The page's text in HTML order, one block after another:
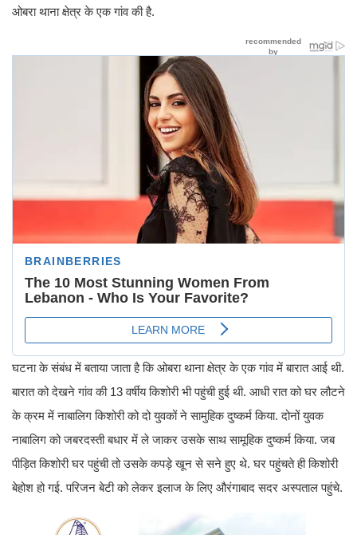
ओबरा थाना क्षेत्र के एक गांव की है.
घटना के संबंध में बताया जाता है कि ओबरा थाना क्षेत्र के एक गांव में बारात आई थी.
बारात को देखने गांव की 13 वर्षीय किशोरी भी पहुंची हुई थी. आधी रात को घर लौटने
के क्रम में नाबालिग किशोरी को दो युवकों ने सामुहिक दुष्कर्म किया. दोनों युवक
नाबालिग को जबरदस्ती बधार में ले जाकर उसके साथ सामूहिक दुष्कर्म किया. जब
पीड़ित किशोरी घर पहुंची तो उसके कपड़े खून से सने हुए थे. घर पहुंचते ही किशोरी
बेहोश हो गई. परिजन बेटी को लेकर इलाज के लिए औरंगाबाद सदर अस्पताल पहुंचे.